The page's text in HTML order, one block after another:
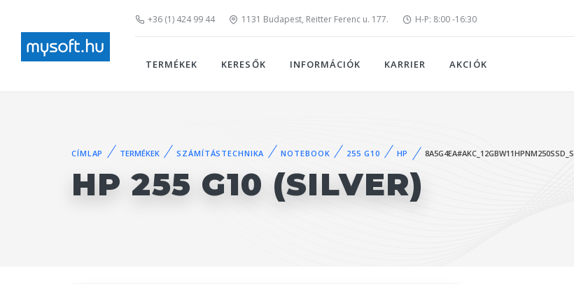
+36 (1) 424 99 44 1131 Budapest, Reitter Ferenc u. 177. H-P: 8:00 -16:30
TERMÉKEK KERESŐK INFORMÁCIÓK KARRIER AKCIÓK
CÍMLAP TERMÉKEK SZÁMÍTÁSTECHNIKA NOTEBOOK 255 G10 HP 8A5G4EA#AKC_12GBW11HPNM250SSD_S
HP 255 G10 (SILVER)